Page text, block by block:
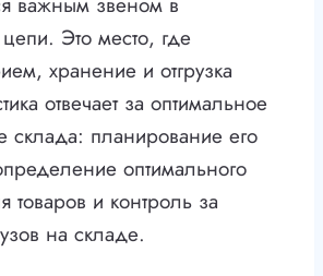
цепи. Это место, где
хранение и отгрузка
отвечает за оптимальное
склада: планирование его
оптимального
товаров и контроль за
на складе.